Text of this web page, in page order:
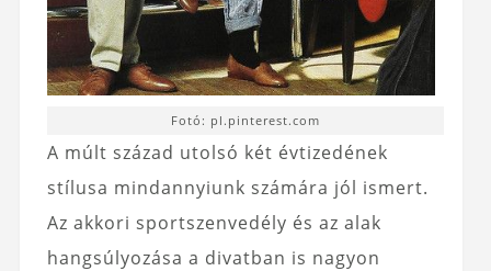
Fotó: pl.pinterest.com
A múlt század utolsó két évtizedének
stílusa mindannyiunk számára jól ismert.
Az akkori sportszenvedély és az alak
hangsúlyozása a divatban is nagyon